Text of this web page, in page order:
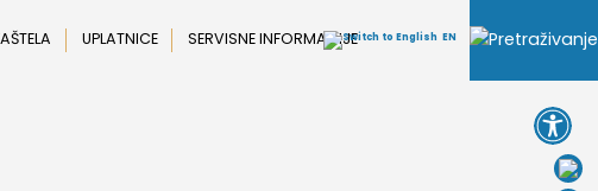
UPLATNICE SERVISNE INFORMACIJE EN